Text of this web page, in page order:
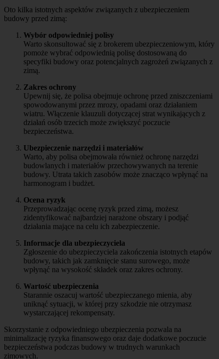
Oto kilka istotnych aspektów związanych z ubezpieczeniem
budowy przed zimą:
Wybór odpowiedniej polisy
Warto skonsultować się z brokerem ubezpieczeniowym, który
pomoże wybrać odpowiednią polisę dostosowaną do
specyfiki budowy oraz potencjalnych zagrożeń związanych z
zimą.
Zakres ochrony
Upewnij się, że polisa obejmuje ochronę przed zniszczeniami
spowodowanymi przez mrozy, opadami oraz działaniem
wiatru. Włączenie klauzuli dotyczącej strat wynikających z
działań osób trzecich może zwiększyć poczucie
bezpieczeństwa.
Ubezpieczenie narzędzi i materiałów
Warto, aby polisa obejmowała również ochronę narzędzi
budowlanych i materiałów przechowywanych na terenie
budowy. Utrata takich zasobów może znacząco wpłynąć na
harmonogram i budżet.
Ocena ryzyk
Przeprowadzając ocenę ryzyk przed zimą, możesz
zidentyfikować najbardziej narażone obszary i podjąć
działania mające na celu ich zabezpieczenie.
Informacje dla ubezpieczyciela
Zgłoszenie do ubezpieczyciela zakończenia istotnych etapów
budowy, takich jak zamknięcie stanu surowego, może
wpłynąć na wysokość składek oraz zakres ochrony.
Wartość ubezpieczenia
Starannie oszacuj wartość ubezpieczanego mienia, aby
uniknąć sytuacji, w której przy szkodzie nie otrzymasz
wystarczającej rekompensaty.
Skorzystanie z odpowiedniego ubezpieczenia pozwala na
minimalizację ryzyka finansowego oraz daje dodatkowe poczucie
bezpieczeństwa podczas budowy w trudnych warunkach
zimowych.